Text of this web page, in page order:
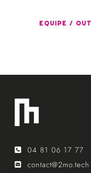
EQUIPE /
04 81 06 17 77
contact@2mo.tech